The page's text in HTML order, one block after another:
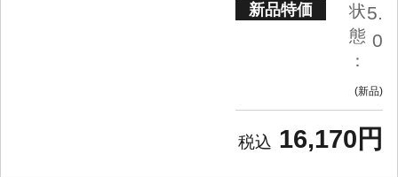
新品特価
状
態
：
5.
0
新品
16,170円